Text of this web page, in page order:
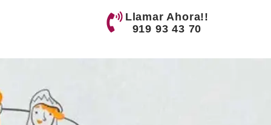
Llamar Ahora!!
919 93 43 70